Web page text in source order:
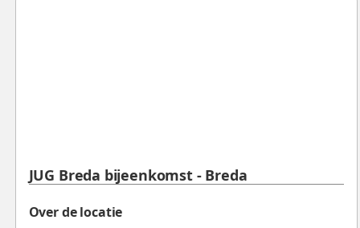
JUG Breda bijeenkomst - Breda
Over de locatie